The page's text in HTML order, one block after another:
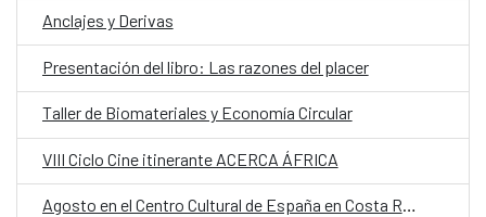
Anclajes y Derivas
Presentación del libro: Las razones del placer
Taller de Biomateriales y Economía Circular
VIII Ciclo Cine itinerante ACERCA ÁFRICA
Agosto en el Centro Cultural de España en Costa Rica